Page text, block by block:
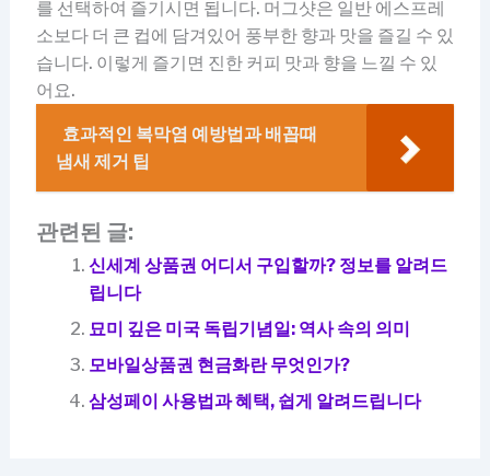
를 선택하여 즐기시면 됩니다. 머그샷은 일반 에스프레
소보다 더 큰 컵에 담겨있어 풍부한 향과 맛을 즐길 수 있
습니다. 이렇게 즐기면 진한 커피 맛과 향을 느낄 수 있
어요.
효과적인 복막염 예방법과 배꼽때
냄새 제거 팁
관련된 글:
신세계 상품권 어디서 구입할까? 정보를 알려드
립니다
묘미 깊은 미국 독립기념일: 역사 속의 의미
모바일상품권 현금화란 무엇인가?
삼성페이 사용법과 혜택, 쉽게 알려드립니다